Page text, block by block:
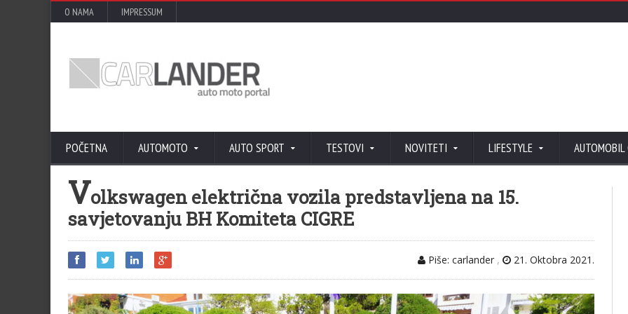
O NAMA IMPRESSUM
POČETNA AUTOMOTO AUTO SPORT TESTOVI NOVITETI LIFESTYLE AUTOMOBIL
Volkswagen električna vozila predstavljena na 15.
savjetovanju BH Komiteta CIGRE
Piše: carlander , 21. Oktobra 2021.